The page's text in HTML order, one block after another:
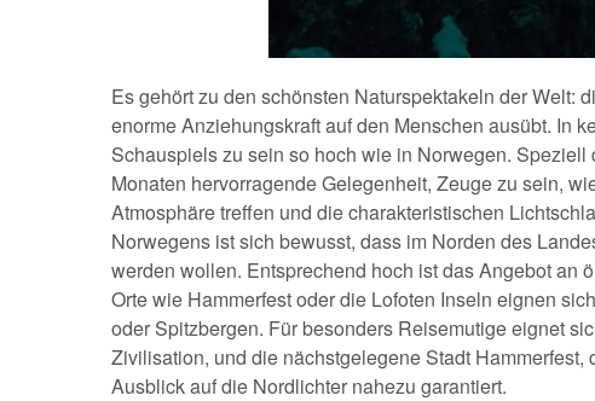
Es gehört zu den schönsten Naturspektakeln der Welt:
enorme Anziehungskraft auf den Menschen ausübt. In
Schauspiels zu sein so hoch wie in Norwegen.
Monaten hervorragende Gelegenheit, Zeuge zu sein,
Atmosphäre treffen und die charakteristischen
Norwegens ist sich bewusst, dass im Norden des
werden wollen. Entsprechend hoch ist das Angebot an
Orte wie Hammerfest oder die Lofoten Inseln eignen
oder Spitzbergen. Für besonders Reisemutige eignet
Zivilisation, und die nächstgelegene Stadt
Ausblick auf die Nordlichter nahezu garantiert.